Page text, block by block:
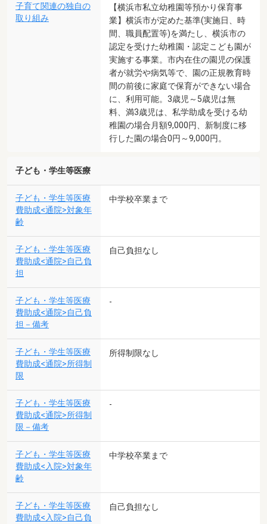
子育て関連の独自の
取り組み
【横浜市私立幼稚園等預かり保育事
業】横浜市が定めた基準(実施日、時
間、職員配置等)を満たし、横浜市の
認定を受けた幼稚園・認定こども園が
実施する事業。市内在住の園児の保護
者が就労や病気等で、園の正規教育時
間の前後に家庭で保育ができない場合
に、利用可能。3歳児～5歳児は無
料、満3歳児は、私学助成を受ける幼
稚園の場合月額9,000円、新制度に移
行した園の場合0円～9,000円。
子ども・学生等医療
子ども・学生等医療
費助成<通院>対象年
齢
中学校卒業まで
子ども・学生等医療
費助成<通院>自己負
担
自己負担なし
子ども・学生等医療
費助成<通院>自己負
担－備考
-
子ども・学生等医療
費助成<通院>所得制
限
所得制限なし
子ども・学生等医療
費助成<通院>所得制
限－備考
-
子ども・学生等医療
費助成<入院>対象年
齢
中学校卒業まで
子ども・学生等医療
費助成<入院>自己負
自己負担なし